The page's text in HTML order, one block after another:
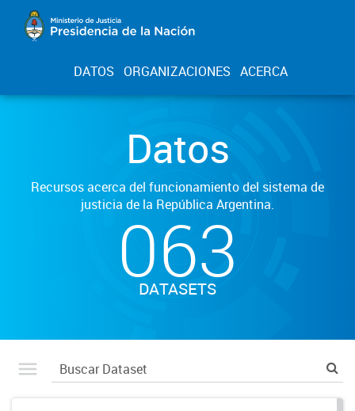
DATOS ORGANIZACIONES ACERCA
Datos
Recursos acerca del funcionamiento del sistema de
justicia de la República Argentina.
063
DATASETS